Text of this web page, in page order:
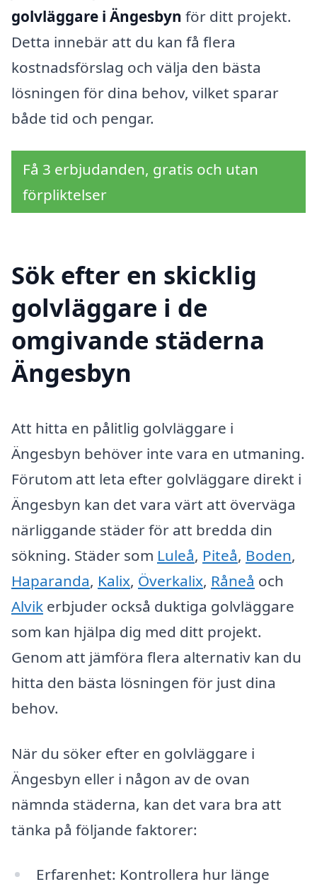
golvläggare i Ängesbyn för ditt projekt.
Detta innebär att du kan få flera
kostnadsförslag och välja den bästa
lösningen för dina behov, vilket sparar
både tid och pengar.
Få 3 erbjudanden, gratis och utan
förpliktelser
Sök efter en skicklig
golvläggare i de
omgivande städerna
Ängesbyn
Att hitta en pålitlig golvläggare i
Ängesbyn behöver inte vara en utmaning.
Förutom att leta efter golvläggare direkt i
Ängesbyn kan det vara värt att överväga
närliggande städer för att bredda din
sökning. Städer som Luleå, Piteå, Boden,
Haparanda, Kalix, Överkalix, Råneå och
Alvik erbjuder också duktiga golvläggare
som kan hjälpa dig med ditt projekt.
Genom att jämföra flera alternativ kan du
hitta den bästa lösningen för just dina
behov.
När du söker efter en golvläggare i
Ängesbyn eller i någon av de ovan
nämnda städerna, kan det vara bra att
tänka på följande faktorer:
Erfarenhet: Kontrollera hur länge